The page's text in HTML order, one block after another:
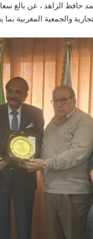
الزاهد ، عن بالغ
والجمعية المغربية